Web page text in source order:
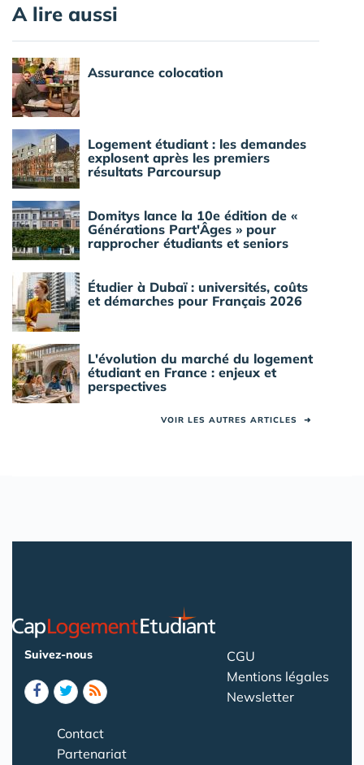
A lire aussi
Assurance colocation
Logement étudiant : les demandes
explosent après les premiers
résultats Parcoursup
Domitys lance la 10e édition de «
Générations Part'Âges » pour
rapprocher étudiants et seniors
Étudier à Dubaï : universités, coûts
et démarches pour Français 2026
L'évolution du marché du logement
étudiant en France : enjeux et
perspectives
VOIR LES AUTRES ARTICLES ➜
Suivez-nous
CGU
Mentions légales
Newsletter
Contact
Partenariat